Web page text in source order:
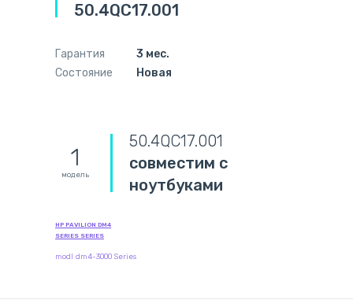
50.4QC17.001
Гарантия
3 мес.
Состояние
Новая
1
модель
50.4QC17.001
совместим с
ноутбуками
HP PAVILION DM4
SERIES SERIES
modl dm4-3000 Series